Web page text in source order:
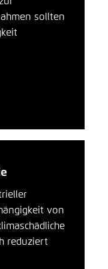
sollten
von
reduziert
im Browser